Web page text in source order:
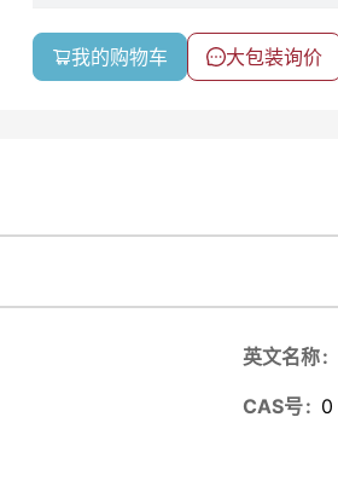
我的购物车 大包装询价
英文名称
CAS号 0